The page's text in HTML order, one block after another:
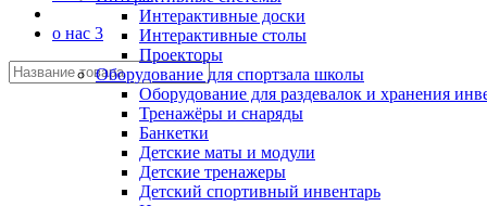
о нас 3
Интерактивные доски
Интерактивные столы
Проекторы
Оборудование для спортзала школы
Оборудование для раздевалок и хранения
Тренажёры и снаряды
Банкетки
Детские маты и модули
Детские тренажеры
Детский спортивный инвентарь